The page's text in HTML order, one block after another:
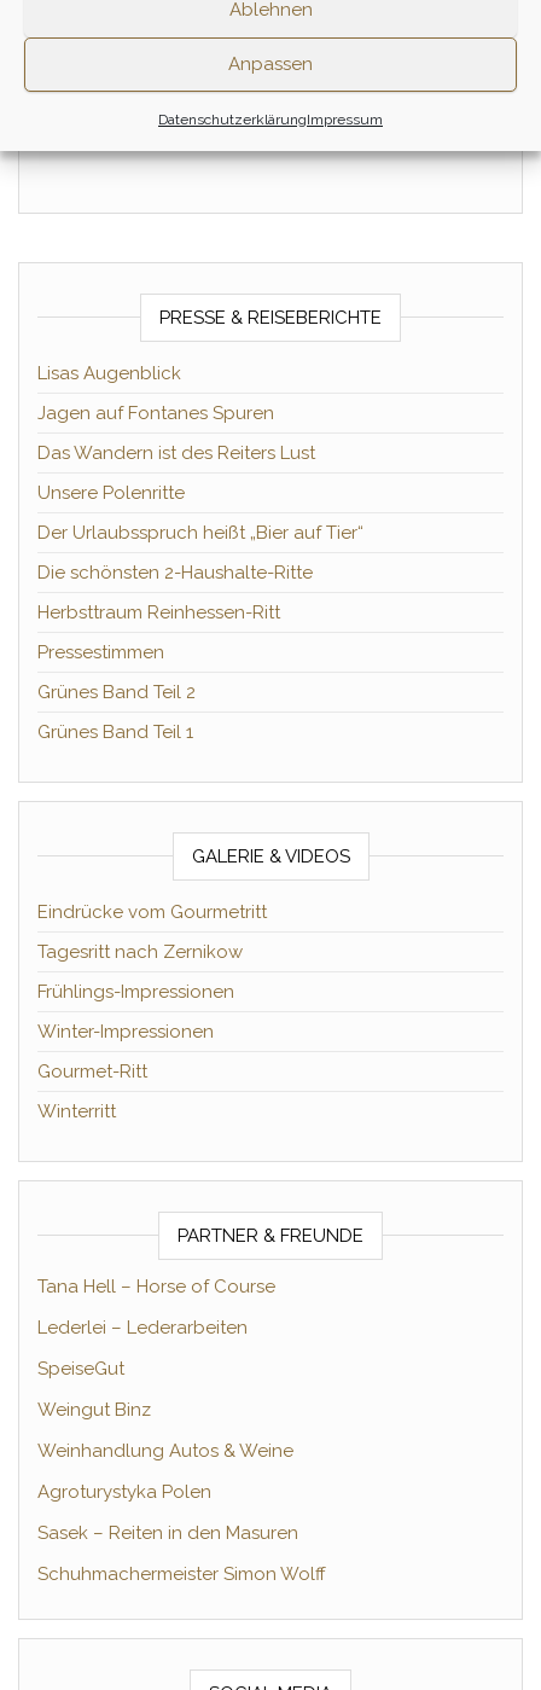
Ablehnen
Anpassen
DatenschutzerklärungImpressum
Zum Ritt
Zum Ritt
PRESSE & REISEBERICHTE
Lisas Augenblick
Jagen auf Fontanes Spuren
Das Wandern ist des Reiters Lust
Unsere Polenritte
Der Urlaubsspruch heißt „Bier auf Tier“
Die schönsten 2-Haushalte-Ritte
Herbsttraum Reinhessen-Ritt
Pressestimmen
Grünes Band Teil 2
Grünes Band Teil 1
GALERIE & VIDEOS
Eindrücke vom Gourmetritt
Tagesritt nach Zernikow
Frühlings-Impressionen
Winter-Impressionen
Gourmet-Ritt
Winterritt
PARTNER & FREUNDE
Tana Hell – Horse of Course
Lederlei – Lederarbeiten
SpeiseGut
Weingut Binz
Weinhandlung Autos & Weine
Agroturystyka Polen
Sasek – Reiten in den Masuren
Schuhmachermeister Simon Wolff